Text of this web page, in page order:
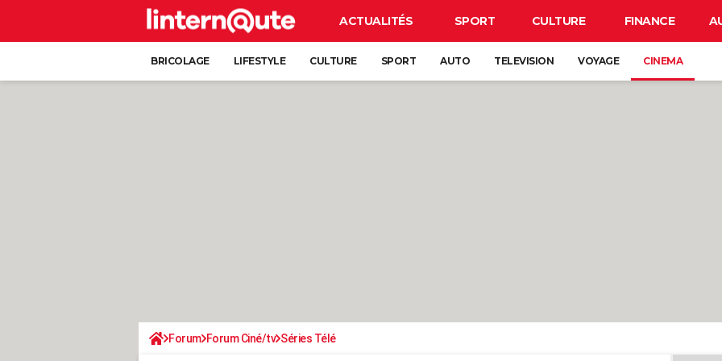
ACTUALITÉS SPORT CULTURE FINANCE
BRICOLAGE LIFESTYLE CULTURE SPORT AUTO TELEVISION VOYAGE CINEMA
Forum Forum Ciné/tv Séries Télé